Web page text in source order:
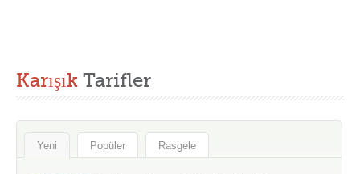
Karışık Tarifler
Yeni Popüler Rasgele